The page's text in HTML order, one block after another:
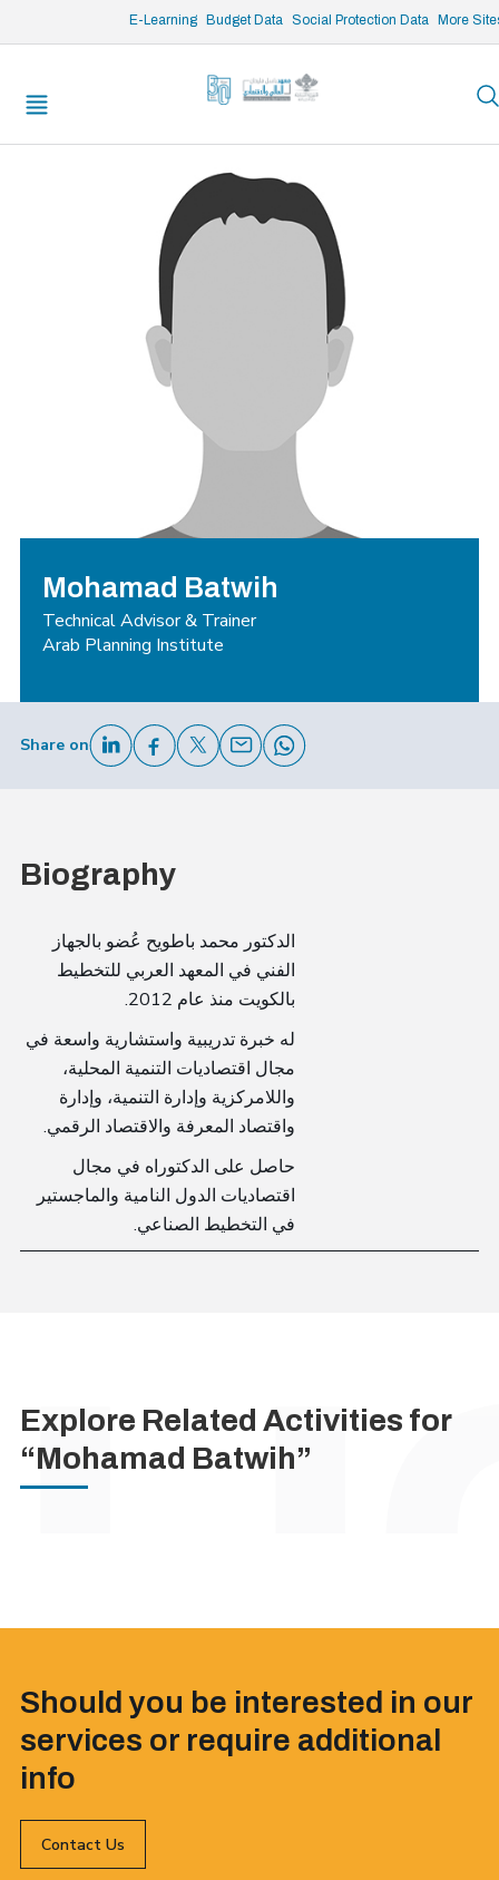
E-Learning Budget Data Social Protection Data More
/* opened search */
Mohamad Batwih
Technical Advisor & Trainer
Arab Planning Institute
Share on
Biography
الدكتور محمد باطويح عُضو بالجهاز
الفني في المعهد العربي للتخطيط
بالكويت منذ عام 2012
.
له خبرة تدريبية واستشارية واسعة في
مجال اقتصاديات التنمية المحلية،
واللامركزية وإدارة التنمية، وإدارة
واقتصاد المعرفة والاقتصاد الرقمي.
حاصل على الدكتوراه في مجال
اقتصاديات الدول النامية والماجستير
في التخطيط الصناعي.
Explore Related Activities for
“Mohamad Batwih”
Should you be interested in our
services or require additional
info
Contact Us